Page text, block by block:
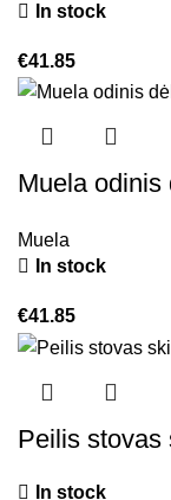
In stock
€41.85
Muela odinis
Muela
In stock
€41.85
Peilis stovas
In stock